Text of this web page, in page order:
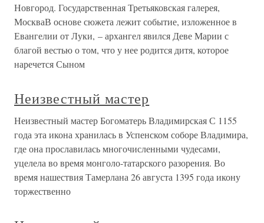
Новгород. Государственная Третьяковская галерея,
МоскваВ основе сюжета лежит событие, изложенное в
Евангелии от Луки, – архангел явился Деве Марии с
благой вестью о том, что у нее родится дитя, которое
наречется Сыном
Неизвестный мастер
Неизвестный мастер Богоматерь Владимирская С 1155
года эта икона хранилась в Успенском соборе Владимира,
где она прославилась многочисленными чудесами,
уцелела во время монголо-татарского разорения. Во
время нашествия Тамерлана 26 августа 1395 года икону
торжественно